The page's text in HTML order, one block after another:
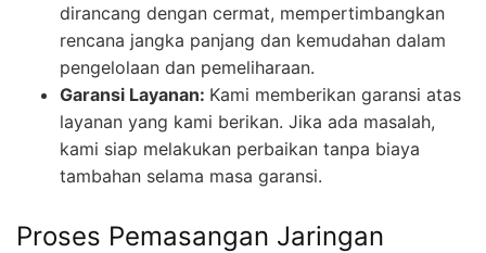
dirancang dengan cermat, mempertimbangkan
rencana jangka panjang dan kemudahan dalam
pengelolaan dan pemeliharaan.
Garansi Layanan: Kami memberikan garansi atas
layanan yang kami berikan. Jika ada masalah,
kami siap melakukan perbaikan tanpa biaya
tambahan selama masa garansi.
Proses Pemasangan Jaringan